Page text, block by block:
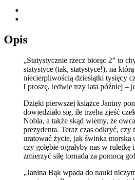
Opis
„Statystycznie rzecz biorąc 2” to
statystyce (tak, statystyce!), na którą
niecierpliwością dziesiątki tysięcy
I proszę, ledwie trzy lata później –
Dzięki pierwszej książce Janiny
dowiedziało się, ile trzeba zjeść
Nobla, a także skąd wiemy, że
prezydenta. Teraz czas odkryć,
uratować życie, jak świnka morska
czy gołębie ograłyby nas w
zmierzyć siłę tornada za pomocą
„Janina Bąk wpada do nauki